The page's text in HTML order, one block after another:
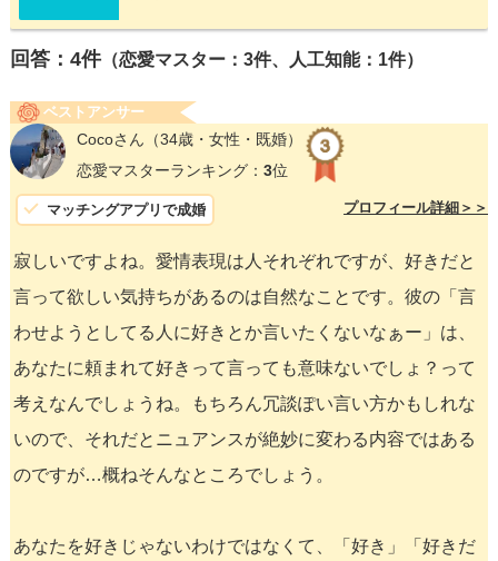
回答： 4件（恋愛マスター：3件、人工知能：1件）
ベストアンサー
Cocoさん （34歳・女性・既婚）
恋愛マスターランキング： 3位
マッチングアプリで成婚 プロフィール詳細＞＞
寂しいですよね。愛情表現は人それぞれですが、好きだと
言って欲しい気持ちがあるのは自然なことです。彼の「言
わせようとしてる人に好きとか言いたくないなぁー」は、
あなたに頼まれて好きって言っても意味ないでしょ？って
考えなんでしょうね。もちろん冗談ぽい言い方かもしれな
いので、それだとニュアンスが絶妙に変わる内容ではある
のですが…概ねそんなところでしょう。
あなたを好きじゃないわけではなくて、「好き」「好きだ